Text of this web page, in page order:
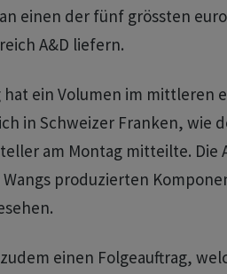
einen der fünf grössten
A&D liefern.
hat ein Volumen im mittleren
in Schweizer Franken, wie
am Montag mitteilte. Die
produzierten
einen Folgeauftrag,